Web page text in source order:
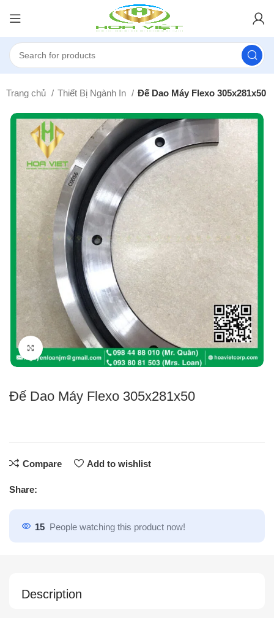
Trang chủ Thiết Bị Ngành In Đế Dao Máy Flexo 305x281x50
Click to enlarge
Đế Dao Máy Flexo 305x281x50
Compare Add to wishlist
Share:
15 People watching this product now!
Description